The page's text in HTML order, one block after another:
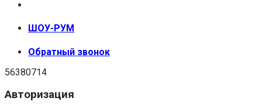
ШОУ-РУМ
Обратный звонок
56380714
Авторизация